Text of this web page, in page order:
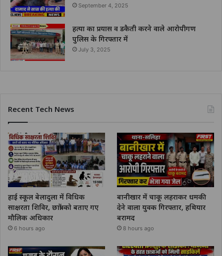
September 4, 2025
हत्या का प्रयास व डकैती करने वाले आरोपीगण
पुलिस के गिरफ्तार में
July 3, 2025
Recent Tech News
हाई स्कूल बेलादुला में विधिक
साक्षरता शिविर, छात्रों को बताए गए
मौलिक अधिकार
6 hours ago
बानीखार में चाकू लहराकर धमकी
देने वाला युवक गिरफ्तार, हथियार
बरामद
8 hours ago